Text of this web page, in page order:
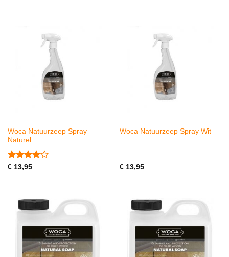
Woca Natuurzeep Spray
Naturel
Gewaardeerd
€13,95
Woca Natuurzeep Spray Wit
€13,95